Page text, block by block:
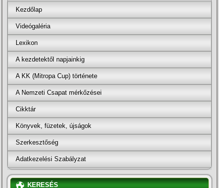
Kezdőlap
Videógaléria
Lexikon
A kezdetektől napjainkig
A KK (Mitropa Cup) története
A Nemzeti Csapat mérkőzései
Cikktár
Könyvek, füzetek, újságok
Szerkesztőség
Adatkezelési Szabályzat
KERESÉS